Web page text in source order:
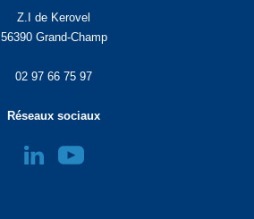
Z.I de Kerovel
56390 Grand-Champ
02 97 66 75 97
Réseaux sociaux